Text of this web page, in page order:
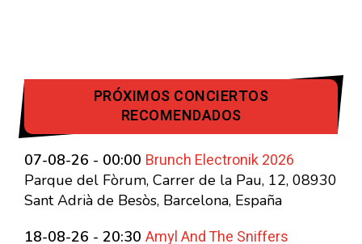
PRÓXIMOS CONCIERTOS
RECOMENDADOS
07-08-26 - 00:00 Brunch Electronik 2026
Parque del Fòrum, Carrer de la Pau, 12, 08930
Sant Adrià de Besòs, Barcelona, España
18-08-26 - 20:30 Amyl And The Sniffers